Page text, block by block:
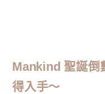
Mankind 聖誕倒
得入手～